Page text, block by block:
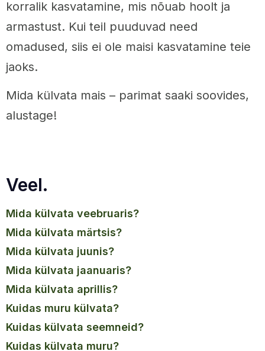
korralik kasvatamine, mis nõuab hoolt ja
armastust. Kui teil puuduvad need
omadused, siis ei ole maisi kasvatamine teie
jaoks.
Mida külvata mais – parimat saaki soovides,
alustage!
Veel.
mida külvata veebruaris?
mida külvata märtsis?
mida külvata juunis?
mida külvata jaanuaris?
mida külvata aprillis?
kuidas muru külvata?
kuidas külvata seemneid?
kuidas külvata muru?